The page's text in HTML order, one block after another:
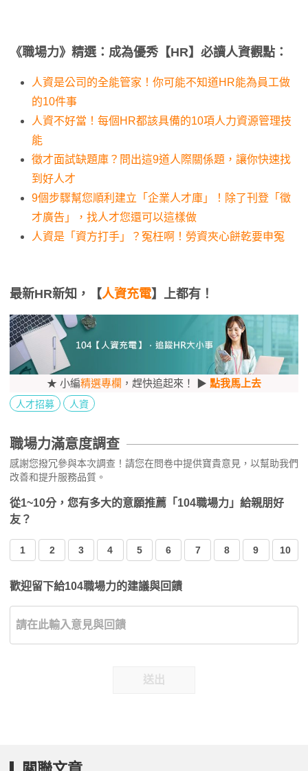
《職場力》精選：成為優秀【HR】必讀人資觀點：
人資是公司的全能管家！你可能不知道HR能為員工做
的10件事
人資不好當！每個HR都該具備的10項人力資源管理技
能
徵才面試缺題庫？問出這9道人際關係題，讓你快速找
到好人才
9個步驟幫您順利建立「企業人才庫」！除了刊登「徵
才廣告」，找人才您還可以這樣做
人資是「資方打手」？冤枉啊！勞資夾心餅乾要申冤
最新HR新知，【人資充電】上都有！
★ 小編精選專欄 ，趕快追起來！ ▶ 點我馬上去
人才招募 人資
職場力滿意度調查
感謝您撥冗參與本次調查！請您在問卷中提供寶貴意見，以幫助我們
改善和提升服務品質。
從1~10分，您有多大的意願推薦「104職場力」給親朋好
友？
1 2 3 4 5 6 7 8 9 10
歡迎留下給104職場力的建議與回饋
送出